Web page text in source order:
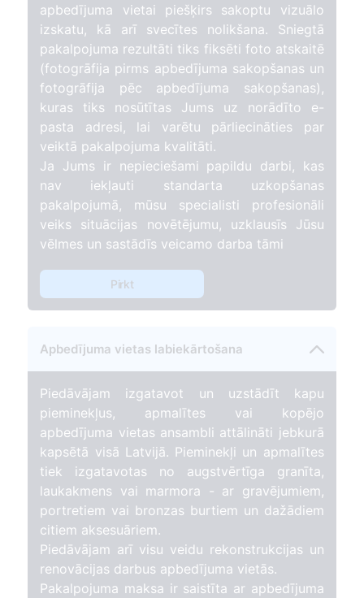
apbedījuma vietai piešķirs sakoptu vizuālo
izskatu, kā arī svecītes nolikšana. Sniegtā
pakalpojuma rezultāti tiks fiksēti foto atskaitē
(fotogrāfija pirms apbedījuma sakopšanas un
fotogrāfija pēc apbedījuma sakopšanas),
kuras tiks nosūtītas Jums uz norādīto e-
pasta adresi, lai varētu pārliecināties par
veiktā pakalpojuma kvalitāti.
Ja Jums ir nepieciešami papildu darbi, kas
nav iekļauti standarta uzkopšanas
pakalpojumā, mūsu specialisti profesionāli
veiks situācijas novētējumu, uzklausīs Jūsu
vēlmes un sastādīs veicamo darba tāmi
Pirkt
Apbedījuma vietas labiekārtošana
Piedāvājam izgatavot un uzstādīt kapu
pieminekļus, apmalītes vai kopējo
apbedījuma vietas ansambli attālināti jebkurā
kapsētā visā Latvijā. Pieminekļi un apmalītes
tiek izgatavotas no augstvērtīga granīta,
laukakmens vai marmora - ar gravējumiem,
portretiem vai bronzas burtiem un dažādiem
citiem aksesuāriem.
Piedāvājam arī visu veidu rekonstrukcijas un
renovācijas darbus apbedījuma vietās.
Pakalpojuma maksa ir saistīta ar apbedījuma